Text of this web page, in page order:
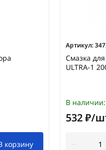
корзину
Артикул:
Смазка
ULTRA-1
В наличии:
532 ₽/